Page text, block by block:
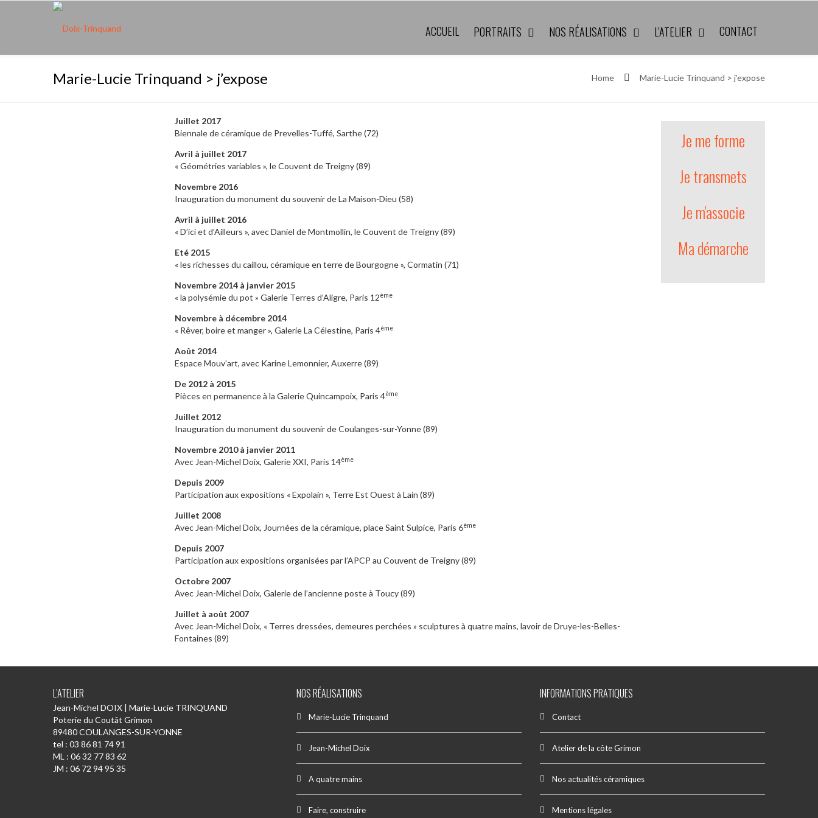
ACCUEIL PORTRAITS NOS RÉALISATIONS L’ATELIER CONTACT
Marie-Lucie Trinquand > j’expose Home Marie-Lucie Trinquand > j’expose
Juillet 2017
Biennale de céramique de Prevelles-Tuffé, Sarthe (72)
Avril à juillet 2017
« Géométries variables », le Couvent de Treigny (89)
Novembre 2016
Inauguration du monument du souvenir de La Maison-Dieu (58)
Avril à juillet 2016
« D’ici et d’Ailleurs », avec Daniel de Montmollin, le Couvent de Treigny (89)
Eté 2015
« les richesses du caillou, céramique en terre de Bourgogne », Cormatin (71)
Novembre 2014 à janvier 2015
« la polysémie du pot » Galerie Terres d’Aligre, Paris 12ème
Novembre à décembre 2014
« Rêver, boire et manger », Galerie La Célestine, Paris 4ème
Août 2014
Espace Mouv’art, avec Karine Lemonnier, Auxerre (89)
De 2012 à 2015
Pièces en permanence à la Galerie Quincampoix, Paris 4ème
Juillet 2012
Inauguration du monument du souvenir de Coulanges-sur-Yonne (89)
Novembre 2010 à janvier 2011
Avec Jean-Michel Doix, Galerie XXI, Paris 14ème
Depuis 2009
Participation aux expositions « Expolain », Terre Est Ouest à Lain (89)
Juillet 2008
Avec Jean-Michel Doix, Journées de la céramique, place Saint Sulpice, Paris 6ème
Depuis 2007
Participation aux expositions organisées par l’APCP au Couvent de Treigny (89)
Octobre 2007
Avec Jean-Michel Doix, Galerie de l’ancienne poste à Toucy (89)
Juillet à août 2007
Avec Jean-Michel Doix, « Terres dressées, demeures perchées » sculptures à quatre mains, lavoir de Druye-les-Belles-
Fontaines (89)
Je me forme
Je transmets
Je m'associe
Ma démarche
L’ATELIER
Jean-Michel DOIX | Marie-Lucie TRINQUAND
Poterie du Coutât Grimon
89480 COULANGES-SUR-YONNE
tel : 03 86 81 74 91
ML : 06 32 77 83 62
JM : 06 72 94 95 35
NOS RÉALISATIONS
Marie-Lucie Trinquand
Jean-Michel Doix
A quatre mains
Faire, construire
INFORMATIONS PRATIQUES
Contact
Atelier de la côte Grimon
Nos actualités céramiques
Mentions légales